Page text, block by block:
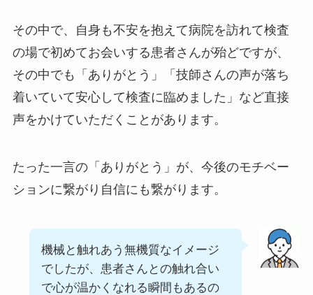
その中で、自身も不安を抱えて病院を訪れて検査
の場で初めてお会いする患者さんが殆どですが、
その中でも「ありがとう」「技師さんの声が落ち
着いていて安心して検査に臨めました」など直接
声をかけていただくことがあります。
たった一言の「ありがとう」が、今後のモチベー
ションに繋がり自信にも繋がります。
機械と触れあう無機質なイメージ
でしたが、患者さんとの触れ合い
で心が温かくなれる瞬間もあるの